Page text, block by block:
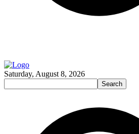
Saturday, August 8, 2026
Search